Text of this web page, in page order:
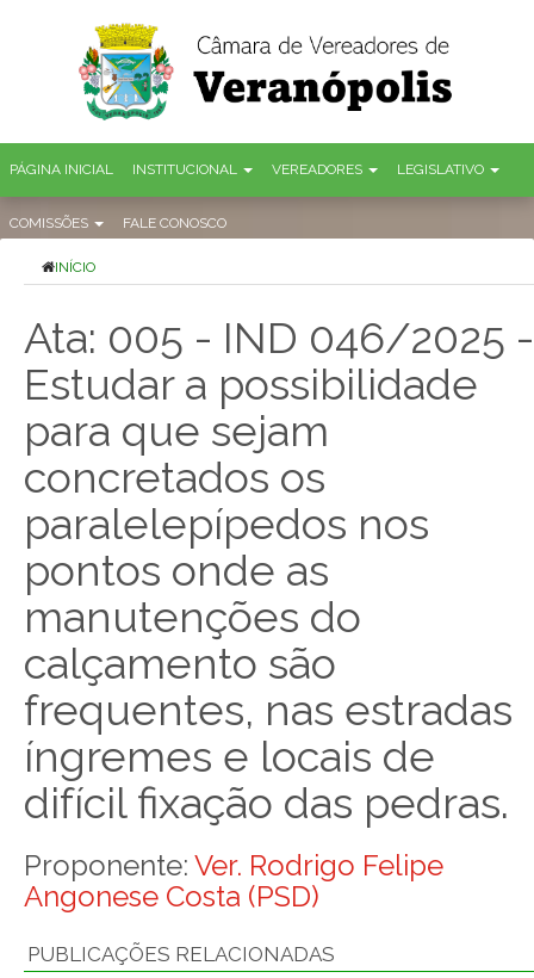
PÁGINA INICIAL INSTITUCIONAL VEREADORES LEGISLATIVO
COMISSÕES FALE CONOSCO
INÍCIO
Ata: 005 - IND 046/2025 -
Estudar a possibilidade
para que sejam
concretados os
paralelepípedos nos
pontos onde as
manutenções do
calçamento são
frequentes, nas estradas
íngremes e locais de
difícil fixação das pedras.
Proponente: Ver. Rodrigo Felipe
Angonese Costa (PSD)
PUBLICAÇÕES RELACIONADAS